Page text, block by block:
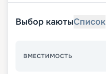
Выбор каютыСписок
ВМЕСТИМОСТЬ